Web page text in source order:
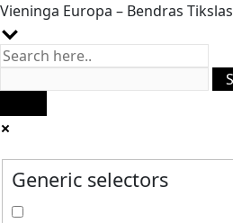
Vieninga Europa – Bendras Tikslas
Generic selectors